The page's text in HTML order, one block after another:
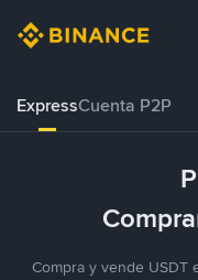
ExpressCuenta P2P
Compra y vende USDT